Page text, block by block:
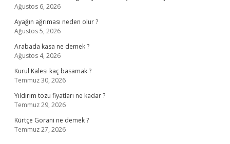
Ağustos 6, 2026
Ayağın ağrıması neden olur ?
Ağustos 5, 2026
Arabada kasa ne demek ?
Ağustos 4, 2026
Kurul Kalesi kaç basamak ?
Temmuz 30, 2026
Yıldırım tozu fiyatları ne kadar ?
Temmuz 29, 2026
Kürtçe Gorani ne demek ?
Temmuz 27, 2026